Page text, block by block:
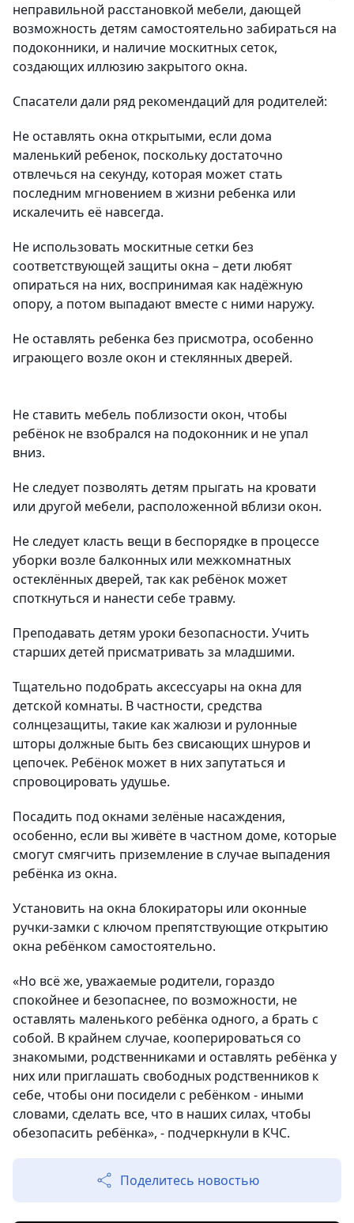
неправильной расстановкой мебели, дающей
возможность детям самостоятельно забираться на
подоконники, и наличие москитных сеток,
создающих иллюзию закрытого окна.
Спасатели дали ряд рекомендаций для родителей:
Не оставлять окна открытыми, если дома
маленький ребенок, поскольку достаточно
отвлечься на секунду, которая может стать
последним мгновением в жизни ребенка или
искалечить её навсегда.
Не использовать москитные сетки без
соответствующей защиты окна – дети любят
опираться на них, воспринимая как надёжную
опору, а потом выпадают вместе с ними наружу.
Не оставлять ребенка без присмотра, особенно
играющего возле окон и стеклянных дверей.
Не ставить мебель поблизости окон, чтобы
ребёнок не взобрался на подоконник и не упал
вниз.
Не следует позволять детям прыгать на кровати
или другой мебели, расположенной вблизи окон.
Не следует класть вещи в беспорядке в процессе
уборки возле балконных или межкомнатных
остеклённых дверей, так как ребёнок может
споткнуться и нанести себе травму.
Преподавать детям уроки безопасности. Учить
старших детей присматривать за младшими.
Тщательно подобрать аксессуары на окна для
детской комнаты. В частности, средства
солнцезащиты, такие как жалюзи и рулонные
шторы должные быть без свисающих шнуров и
цепочек. Ребёнок может в них запутаться и
спровоцировать удушье.
Посадить под окнами зелёные насаждения,
особенно, если вы живёте в частном доме, которые
смогут смягчить приземление в случае выпадения
ребёнка из окна.
Установить на окна блокираторы или оконные
ручки-замки с ключом препятствующие открытию
окна ребёнком самостоятельно.
«Но всё же, уважаемые родители, гораздо
спокойнее и безопаснее, по возможности, не
оставлять маленького ребёнка одного, а брать с
собой. В крайнем случае, кооперироваться со
знакомыми, родственниками и оставлять ребёнка у
них или приглашать свободных родственников к
себе, чтобы они посидели с ребёнком - иными
словами, сделать все, что в наших силах, чтобы
обезопасить ребёнка», - подчеркнули в КЧС.
Поделитесь новостью